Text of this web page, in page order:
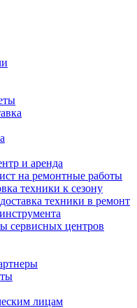
и аренда
на ремонтные работы
техники к сезону
техники в ремонт
сервисных центров
лицам